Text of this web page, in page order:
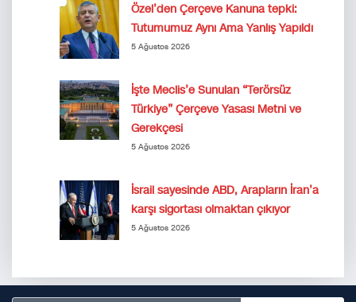
Özel’den Çerçeve Kanuna tepki:
Tutumumuz Aynı Ama Yanlış Yapıldı
5 Ağustos 2026
İşte Meclis’e Sunulan “Terörsüz
Türkiye” Çerçeve Yasası Metni ve
Gerekçesi
5 Ağustos 2026
İsrail sayesinde ABD, Arapların İran’a
karşı sigortası olmaktan çıkıyor
5 Ağustos 2026